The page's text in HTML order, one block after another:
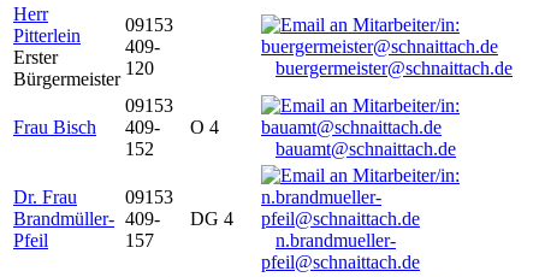
Herr
Pitterlein
Erster
Bürgermeister
09153
409-
120
buergermeister@schnaittach.de
Frau Bisch
09153
409-
152
O 4
bauamt@schnaittach.de
Dr. Frau
Brandmüller-
Pfeil
09153
409-
157
DG 4
n.brandmueller-
pfeil@schnaittach.de